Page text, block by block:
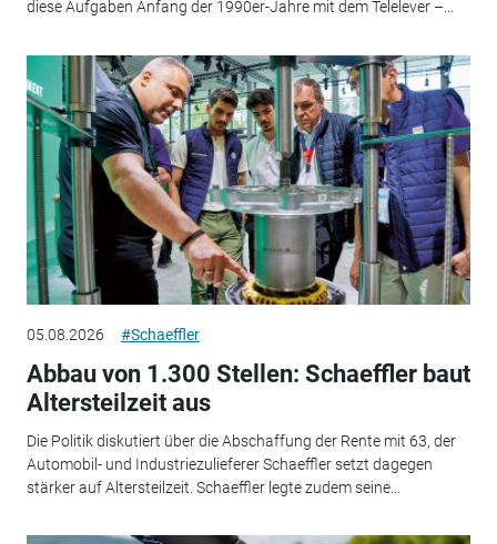
diese Aufgaben Anfang der 1990er-Jahre mit dem Telelever –...
05.08.2026 #Schaeffler
Abbau von 1.300 Stellen: Schaeffler baut
Altersteilzeit aus
Die Politik diskutiert über die Abschaffung der Rente mit 63, der
Automobil- und Industriezulieferer Schaeffler setzt dagegen
stärker auf Altersteilzeit. Schaeffler legte zudem seine...